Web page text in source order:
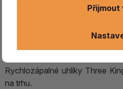
nebo himalájskou solía
začátečníci, tak pokročilí
a efektivní řešení zdroje tepla
Rychlozápalné uhlíky Three
na trhu.
Přijmout